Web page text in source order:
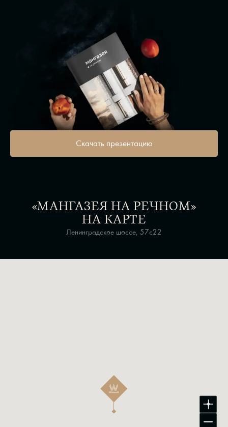
Скачать презентацию
«МАНГАЗЕЯ НА РЕЧНОМ»
НА КАРТЕ
Ленинградское шоссе, 57с22